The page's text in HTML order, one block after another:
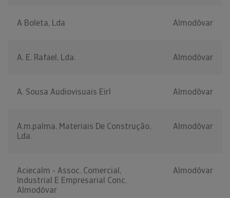
A Boleta, Lda Almodôvar
A. E. Rafael, Lda. Almodôvar
A. Sousa Audiovisuais Eirl Almodôvar
A.m.palma, Materiais De Construção,
Lda.
Almodôvar
Aciecalm - Assoc. Comercial,
Industrial E Empresarial Conc.
Almodôvar
Almodôvar